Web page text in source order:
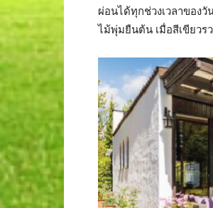
ผ่อนได้ทุกช่วงเวลาของ
ไม้พุ่มยืนต้น เมื่อสีเขียวร